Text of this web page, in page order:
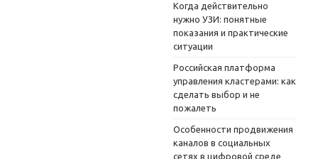
Когда действительно
нужно УЗИ: понятные
показания и практические
ситуации
Российская платформа
управления кластерами: как
сделать выбор и не
пожалеть
Особенности продвижения
каналов в социальных
сетях в цифровой среде